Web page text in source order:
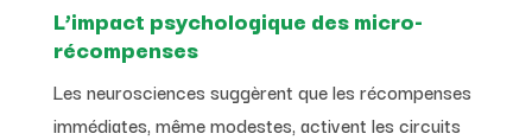
L’impact psychologique des micro-
récompenses
Les neurosciences suggèrent que les récompenses
immédiates, même modestes, activent les circuits